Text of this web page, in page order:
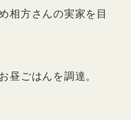
相方さんの実家を目
昼ごはんを調達。